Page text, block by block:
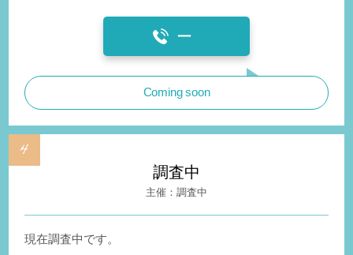
ー
Coming soon
調査中
調査中
現在調査中です。